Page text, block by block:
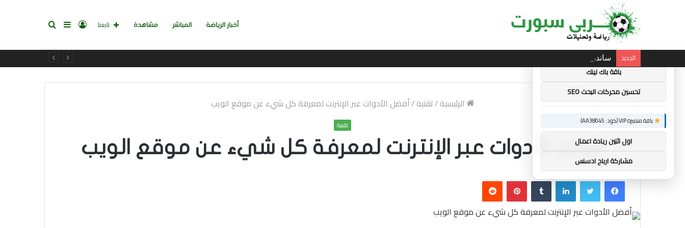
أخبار الرياضة المباشر مشاهدة بحثإضافةتسجيل تابعنا
الجديد ساندرو تونالي: أقنعه مدرب توتنهام روبرتو دي زيربي بسرعة بالتوقيع
الرئيسية/تقنية/أفضل الأدوات عبر الإنترنت لمعرفة كل شيء عن موقع الويب
تقنية
أفضل الأدوات عبر الإنترنت لمعرفة كل شيء عن موقع الويب
فيسبوكتويتر لينكدإن بينتيريست
توصيات : ×
باقة متميزة VIP (كود: AA11138):
باقة باك لينك
تحسين محركات البحث SEO
باقة متميزة VIP (كود: AA38045):
اول اثنين ريادة اعمال
مشاركة ارباح ادسنس